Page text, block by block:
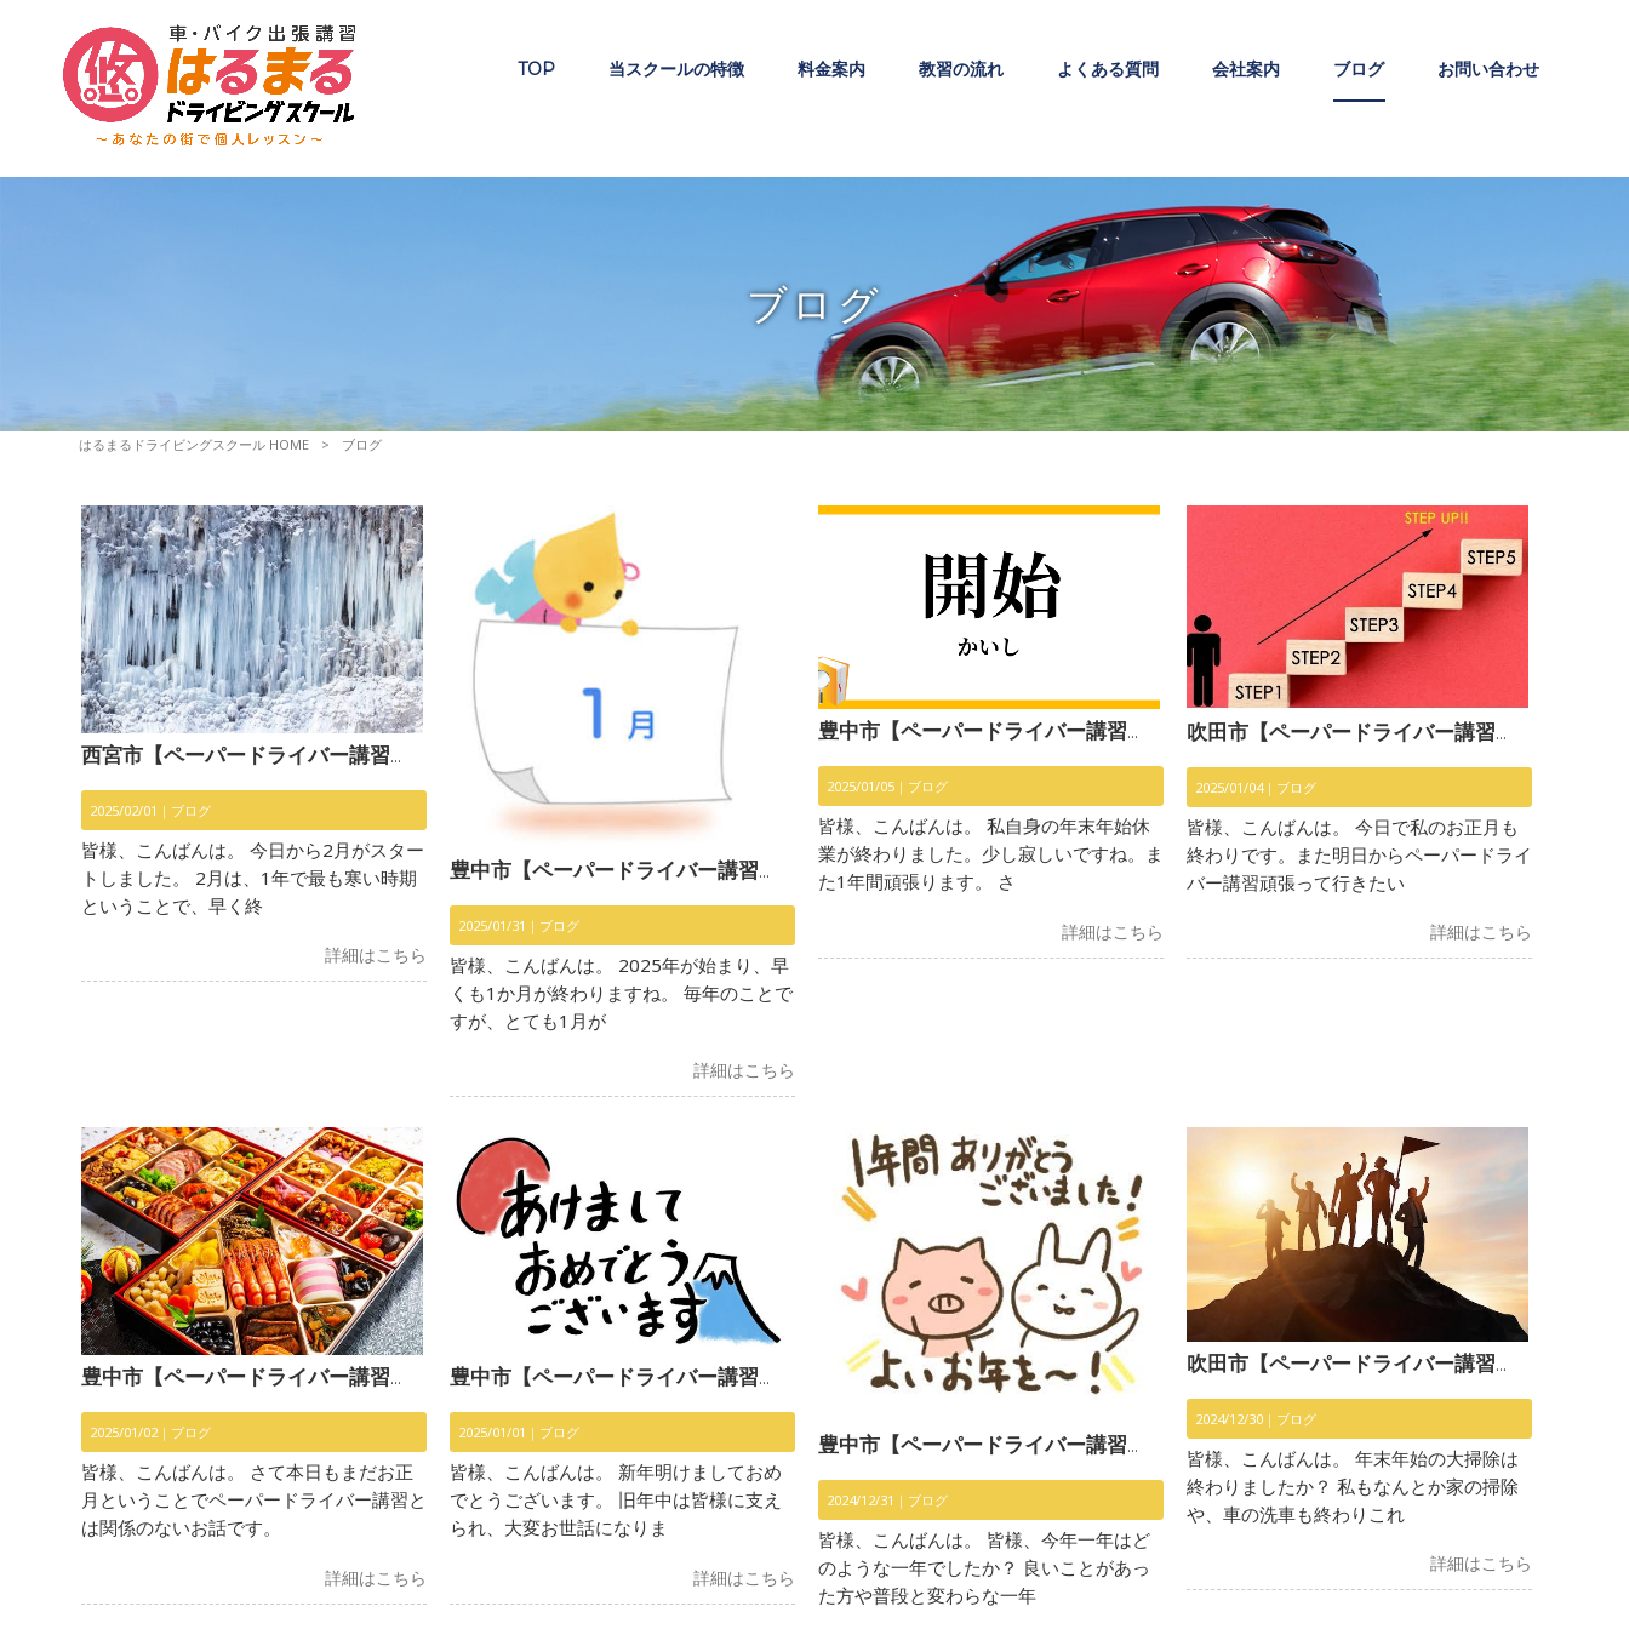
TOP 当スクールの特徴 料金案内 教習の流れ よくある質問 会社案内 ブログ お問い合わせ
ブログ
はるまるドライビングスクール HOME > ブログ
西宮市【ペーパードライバー講習】〜2月スタート〜
2025/02/01｜ ブログ
皆様、こんばんは。 今日から2月がスター
トしました。 2月は、1年で最も寒い時期
ということで、早く終
詳細はこちら
豊中市【ペーパードライバー講習】〜2025年1月も早くも終わり〜
2025/01/31｜ ブログ
皆様、こんばんは。 2025年が始まり、早
くも1か月が終わりますね。 毎年のことで
すが、とても1月が
詳細はこちら
豊中市【ペーパードライバー講習】〜本日から新年営業開始〜
2025/01/05｜ ブログ
皆様、こんばんは。 私自身の年末年始休
業が終わりました。少し寂しいですね。ま
た1年間頑張ります。 さ
詳細はこちら
吹田市【ペーパードライバー講習】〜明日から頑張ります〜
2025/01/04｜ ブログ
皆様、こんばんは。 今日で私のお正月も
終わりです。また明日からペーパードライ
バー講習頑張って行きたい
詳細はこちら
豊中市【ペーパードライバー講習】〜のんびりのお正月〜
2025/01/02｜ ブログ
皆様、こんばんは。 さて本日もまだお正
月ということでペーパードライバー講習と
は関係のないお話です。
詳細はこちら
豊中市【ペーパードライバー講習】〜新年明けましておめでとうございます〜
2025/01/01｜ ブログ
皆様、こんばんは。 新年明けましておめ
でとうございます。 旧年中は皆様に支え
られ、大変お世話になりま
詳細はこちら
豊中市【ペーパードライバー講習】〜1年間ありがとうございました〜
2024/12/31｜ ブログ
皆様、こんばんは。 皆様、今年一年はど
のような一年でしたか？ 良いことがあっ
た方や普段と変わらな一年
吹田市【ペーパードライバー講習】〜目標達成？〜
2024/12/30｜ ブログ
皆様、こんばんは。 年末年始の大掃除は
終わりましたか？ 私もなんとか家の掃除
や、車の洗車も終わりこれ
詳細はこちら